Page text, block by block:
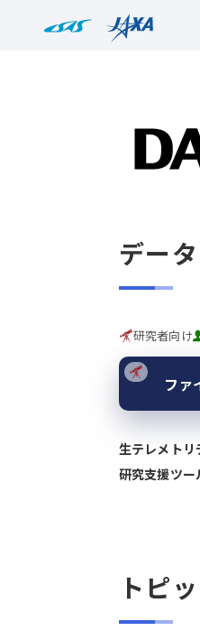
デー
研究者向け
ファ
生テレメトリ
研究支援ツー
トピ